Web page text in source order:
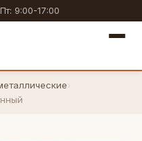
9:00-17:00
›